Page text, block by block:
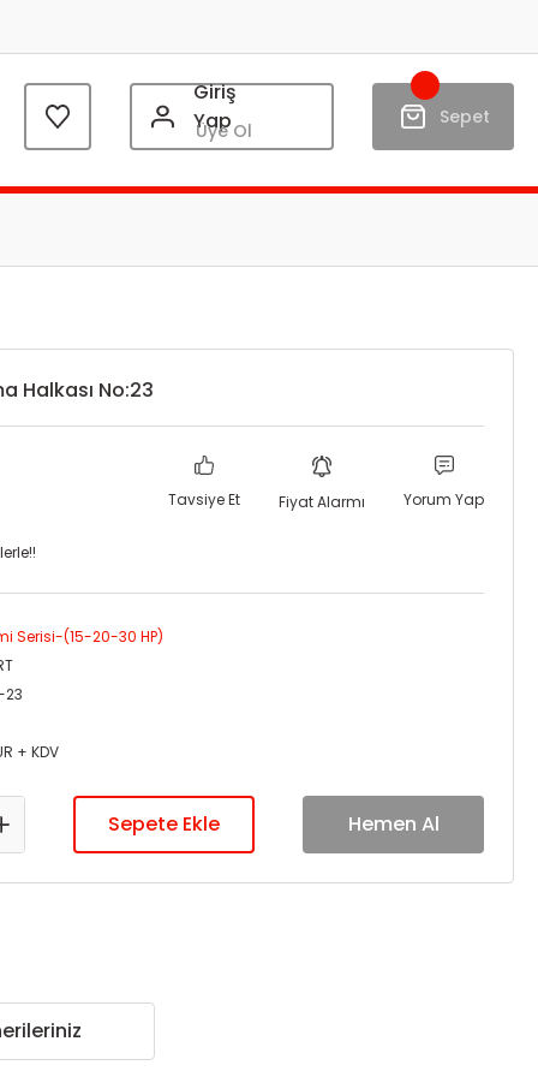
Giriş
Yap
Üye Ol
Sepet
Halkası No:23
Tavsiye Et Fiyat Alarmı Yorum Yap
Serisi-(15-20-30 HP)
23
+ KDV
Sepete Ekle Hemen Al